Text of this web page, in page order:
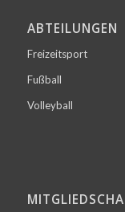
ABTEILUNGEN
Freizeitsport
Fußball
Volleyball